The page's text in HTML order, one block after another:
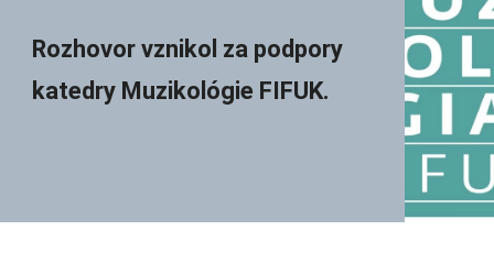
Rozhovor vznikol za podpory
katedry Muzikológie FIFUK.